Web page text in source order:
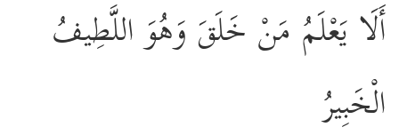
أَلَا يَعْلَمُ مَنْ خَلَقَ وَهُوَ اللَّطِيفُ
الْخَبِيرُ